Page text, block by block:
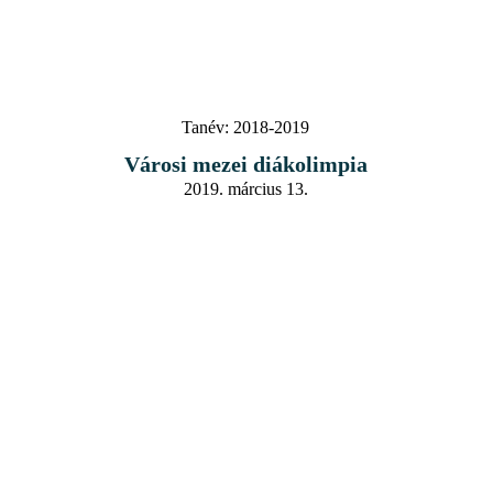
Tanév: 2018-2019
Városi mezei diákolimpia
2019. március 13.